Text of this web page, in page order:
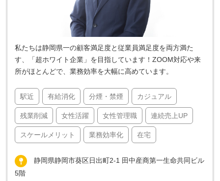
私たちは静岡県一の顧客満足度と従業員満足度を両方満た
す、「超ホワイト企業」を目指しています！ZOOM対応や来
所がほとんどで、業務効率を大幅に高めています。
駅近 有給消化 分煙・禁煙 カジュアル
残業削減 女性活躍 女性管理職 連続売上UP
スケールメリット 業務効率化 在宅
静岡県静岡市葵区日出町2-1 田中産商第一生命共同ビル
5階